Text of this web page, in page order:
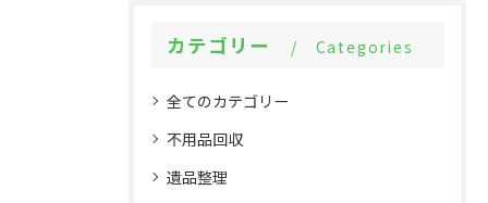
カテゴリー Categories
全てのカテゴリー
不用品回収
遺品整理